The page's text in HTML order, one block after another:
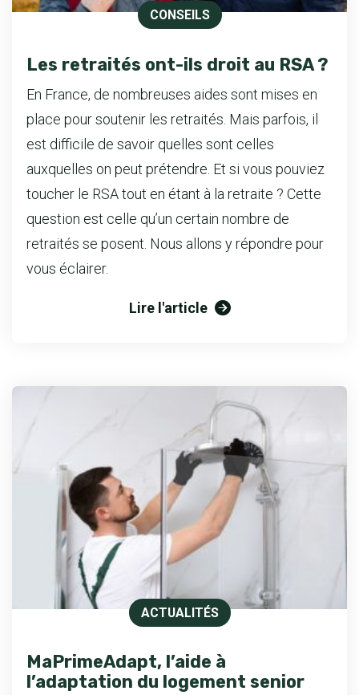
CONSEILS
Les retraités ont-ils droit au RSA ?
En France, de nombreuses aides sont mises en
place pour soutenir les retraités. Mais parfois, il
est difficile de savoir quelles sont celles
auxquelles on peut prétendre. Et si vous pouviez
toucher le RSA tout en étant à la retraite ? Cette
question est celle qu’un certain nombre de
retraités se posent. Nous allons y répondre pour
vous éclairer.
Lire l'article
ACTUALITÉS
MaPrimeAdapt, l’aide à
l’adaptation du logement senior